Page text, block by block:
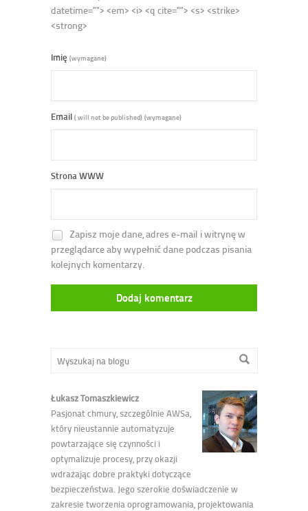
datetime=""> <em> <i> <q cite=""> <s> <strike>
<strong>
Imię (wymagane)
Email ( will not be published) (wymagane)
Strona WWW
Zapisz moje dane, adres e-mail i witrynę w
przeglądarce aby wypełnić dane podczas pisania
kolejnych komentarzy.
Łukasz Tomaszkiewicz
Pasjonat chmury, szczególnie AWSa,
który nieustannie automatyzuje
powtarzające się czynności i
optymalizuje procesy, przy okazji
wdrażając dobre praktyki dotyczące
bezpieczeństwa. Jego szerokie doświadczenie w
zakresie tworzenia oprogramowania, projektowania